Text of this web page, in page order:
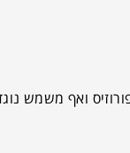
ואף משמש נוגד